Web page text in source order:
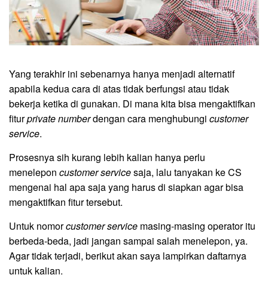
Yang terakhir ini sebenarnya hanya menjadi alternatif
apabila kedua cara di atas tidak berfungsi atau tidak
bekerja ketika di gunakan. Di mana kita bisa mengaktifkan
fiturprivate numberdengan cara menghubungi customer
service.
Prosesnya sih kurang lebih kalian hanya perlu
menelepon customer servicesaja, lalu tanyakan ke CS
mengenai hal apa saja yang harus di siapkan agar bisa
mengaktifkan fitur tersebut.
Untuk nomorcustomer service masing-masing operator itu
berbeda-beda, jadi jangan sampai salah menelepon, ya.
Agar tidak terjadi, berikut akan saya lampirkan daftarnya
untuk kalian.